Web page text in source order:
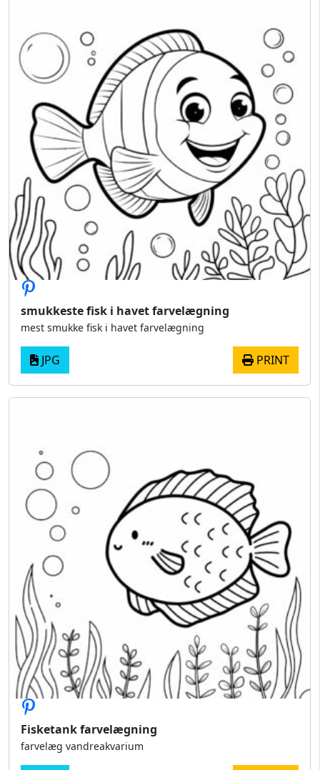
smukkeste fisk i havet farvelægning
mest smukke fisk i havet farvelægning
JPG PRINT
Fisketank farvelægning
farvelæg vandreakvarium